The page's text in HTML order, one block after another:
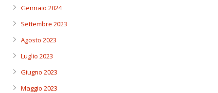
Gennaio 2024
Settembre 2023
Agosto 2023
Luglio 2023
Giugno 2023
Maggio 2023